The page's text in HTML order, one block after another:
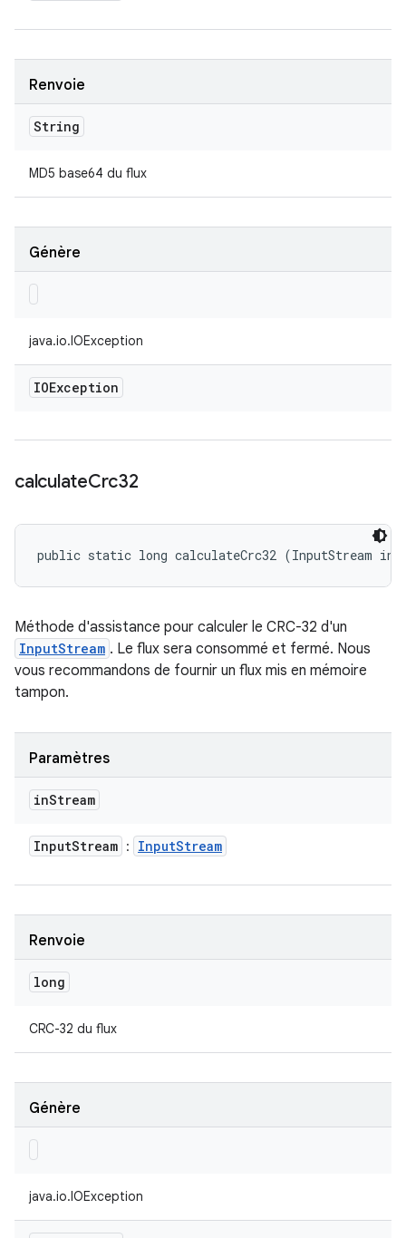
Renvoie
String
MD5 base64 du flux
Génère
java.io.IOException
IOException
calculateCrc32
public static long calculateCrc32 (InputStream
Méthode d'assistance pour calculer le CRC-32 d'un
InputStream . Le flux sera consommé et fermé. Nous
vous recommandons de fournir un flux mis en mémoire
tampon.
Paramètres
inStream
InputStream : InputStream
Renvoie
long
CRC-32 du flux
Génère
java.io.IOException